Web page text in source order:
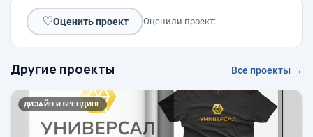
♡Оценить проект Оценили проект:
Другие проекты Все проекты →
ДИЗАЙН И БРЕНДИНГ